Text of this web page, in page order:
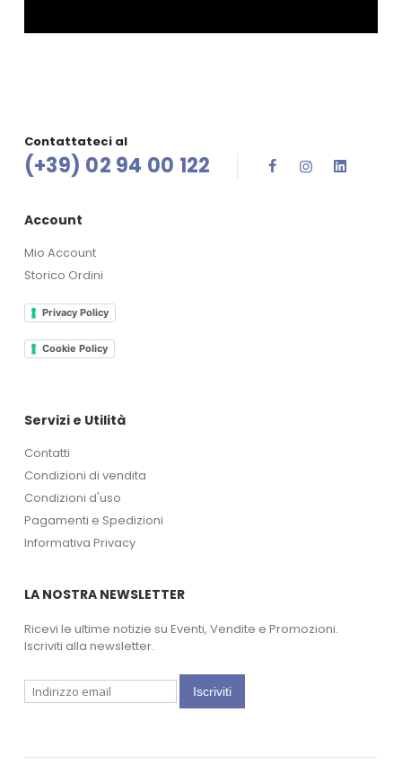
Contattateci al
(+39) 02 94 00 122
Account
Mio Account
Storico Ordini
Privacy Policy
Cookie Policy
Servizi e Utilità
Contatti
Condizioni di vendita
Condizioni d'uso
Pagamenti e Spedizioni
Informativa Privacy
LA NOSTRA NEWSLETTER
Ricevi le ultime notizie su Eventi, Vendite e Promozioni.
Iscriviti alla newsletter.
Iscriviti